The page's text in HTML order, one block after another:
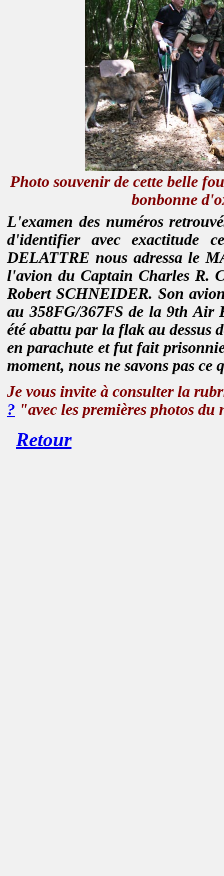
Photo souvenir de cette belle
bonbonne
L'examen des numéros
d'identifier avec exactitude
DELATTRE nous adressa le
l'avion du Captain Charles R.
Robert SCHNEIDER. Son
au 358FG/367FS de la 9th Air
été abattu par la flak au dessus
en parachute et fut fait
moment, nous ne savons pas
Je vous invite à consulter la
? "avec les premières photos
Retour